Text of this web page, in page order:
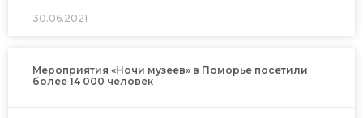
30.06.2021
Мероприятия «Ночи музеев» в Поморье посетили
более 14 000 человек